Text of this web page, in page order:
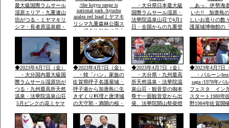
最大級国際ラムサール
湿原エリア・九重連山
坊がつる・ミヤマキリ
シマ・長者原温泉郷・
公園スキー場・毎年12
月末の「天空の大花火
大会」２０００ｍ級の
冬の山々空に花火・・
/the kujyu range is
national park /kyushu
azalea red leaafミヤマキ
リシマ九重森林公園ス
キー場名物毎年12月大
花火
・大分県日本最大級
国際ラムサール湿原・
法華院温泉山荘で4月1
日・全国からの九重登
開山祭と夜は九重町白
鳥神社の夜神楽の舞が
奉納当日夜「日本100
名山」を達制したスズ
キさんが拍手でした
あっ、伊勢海
いた!! 加唐島
しいお造りの数
護屋城博物館の
目、唐津城
◆2023年4月7日（金）
・大分国内最大級国
際ラムサール湿原坊が
つる・九州最高所天然
温泉・法華院温泉山荘
5月ピンクの花ミヤマ
山赤ピンク色に染ま
る・九重森林公園スキ
◆2023年4月7日（金）
・韓「ハン」家族の
佐賀県呼子名護屋城・
呼子港から加唐島に生
きずくり料理と唐津城
の天守郭・満開の桜・
お刺身は・伊勢エビ・
ヒラメ・鯛・アワビ・
◆2023年4月7日（金）
・大分県・九州最高
所天然温泉・法華院温
泉山荘・観音堂の御本
尊十一面観音堂から出
発、法華院開山祭柴燈
ました全国からの登山
者の無事安寧を祈願す
◆2023年4月7日
・バルーン
saga /1978年バ
フェスタ イン
スタート1980年
野1984年佐賀開
1984年世界大